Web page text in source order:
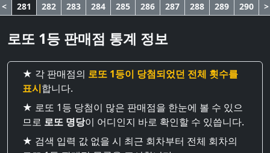
< 281 282 283 284 285 286 287 288 289 290 >
로또 1등 판매점 통계 정보
★ 각 판매점의 로또 1등이 당첨되었던 전체 횟수를
표시합니다.
★ 로또 1등 당첨이 많은 판매점을 한눈에 볼 수 있으
므로 로또 명당이 어디인지 바로 확인할 수 있씁니다.
★ 검색 입력 값 없을 시 최근 회차부터 전체 회차의